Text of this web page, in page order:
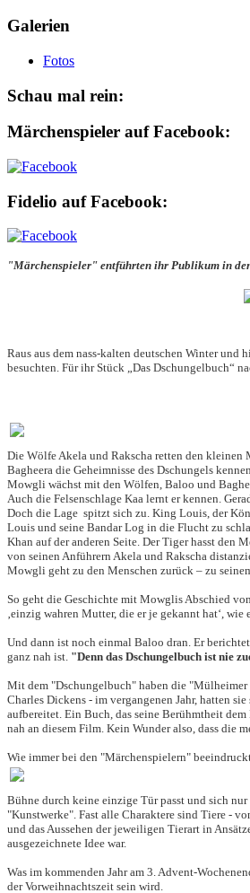
Galerien
Fotos
Schau mal rein:
Märchenspieler auf Facebook:
Fidelio auf Facebook:
"Märchenspieler" entführten ihr Publikum in
Raus aus dem nass-kalten deutschen Winter
besuchten. Für ihr Stück „Das Dschungelbuch“
Die Wölfe Akela und Rakscha retten den kleinen
Bagheera die Geheimnisse des Dschungels
Mowgli wächst mit den Wölfen, Baloo und
Auch die Felsenschlage Kaa lernt er kennen.
Doch die Lage spitzt sich zu. King Louis, der
Louis und seine Bandar Log in die Flucht zu
Khan auf der anderen Seite. Der Tiger hasst den
von seinen Anführern Akela und Rakscha
Mowgli geht zu den Menschen zurück – zu
So geht die Geschichte mit Mowglis Abschied
‚einzig wahren Mutter, die er je gekannt hat‘,
Und dann ist noch einmal Baloo dran. Er
ganz nah ist. "Denn das Dschungelbuch ist nie
Mit dem "Dschungelbuch" haben die "Mülheimer
Charles Dickens - im vergangenen Jahr, hatten
aufbereitet. Ein Buch, das seine Berühmtheit
nah an diesem Film. Kein Wunder also, dass die
Wie immer bei den "Märchenspielern"
Bühne durch keine einzige Tür passt und sich
"Kunstwerke". Fast alle Charaktere sind Tiere -
und das Aussehen der jeweiligen Tierart in
ausgezeichnete Idee war.
Was im kommenden Jahr am 3. Advent-
der Vorweihnachtszeit sein wird.